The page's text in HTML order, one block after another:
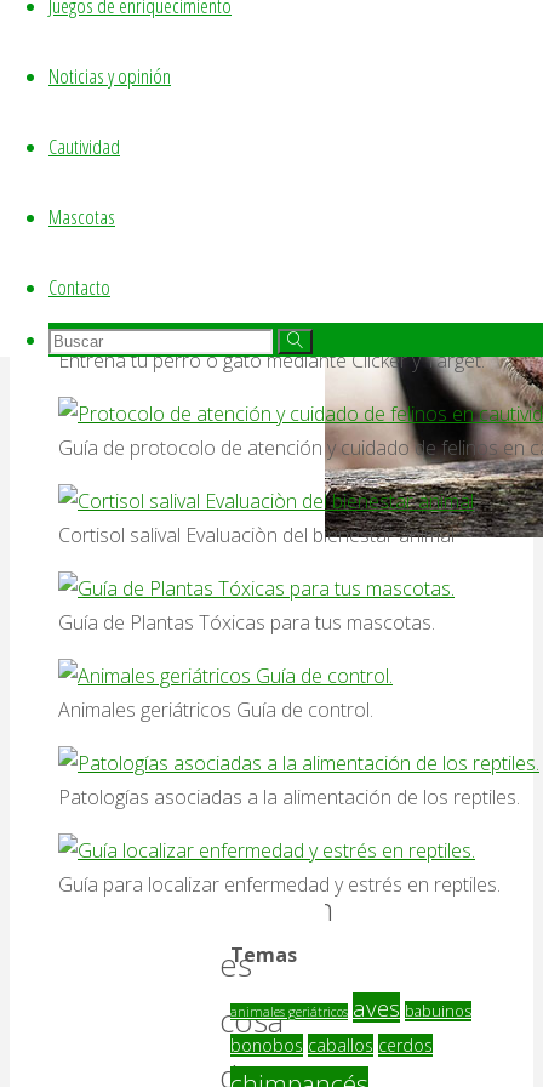
Noticias y opinión
Cautividad
Mascotas
Contacto
Buscar
Buscar: Buscar
y
granja,
y
El
humor
también
es
cosa
de
Entrena tu perro o gato mediante Clicker y Target.
Guía de protocolo de atención y cuidado de felinos en
Cortisol salival Evaluaciòn del bienestar animal
Guía de Plantas Tóxicas para tus mascotas.
Animales geriátricos Guía de control.
Patologías asociadas a la alimentación de los reptiles.
Guía para localizar enfermedad y estrés en reptiles.
Temas
animales geriátricos aves babuinos
bonobos caballos cerdos